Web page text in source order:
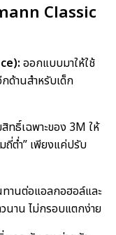
Classic
ออกแบบมาให้ใช้
ด้านสำหรับเด็ก
ทธิ์เฉพาะของ 3M ให้
ถี่ต่ำ” เพียงแค่ปรับ
านต่อแอลกอฮอล์และ
นาน ไม่กรอบแตกง่าย